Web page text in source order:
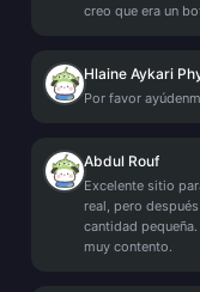
creo que era un
Hlaine Aykari
Por favor
Abdul Rouf
Excelente sitio
real, pero
cantidad
muy contento.